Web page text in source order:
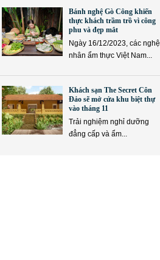
Bánh nghệ Gò Công khiến
thực khách trầm trồ vì công
phu và đẹp mắt
Ngày 16/12/2023, các nghệ
nhân ẩm thực Việt Nam...
Khách sạn The Secret Côn
Đảo sẽ mở cửa khu biệt thự
vào tháng 11
Trải nghiệm nghỉ dưỡng
đẳng cấp và ẩm...